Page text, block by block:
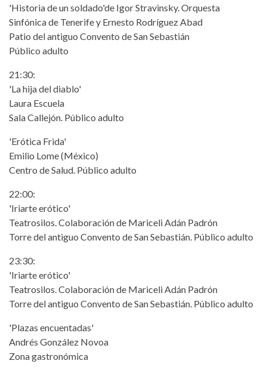
'Historia de un soldado'de Igor Stravinsky. Orquesta
Sinfónica de Tenerife y Ernesto Rodríguez Abad
Patio del antiguo Convento de San Sebastián
Público adulto
21:30:
'La hija del diablo'
Laura Escuela
Sala Callejón. Público adulto
'Erótica Frida'
Emilio Lome (México)
Centro de Salud. Público adulto
22:00:
'Iriarte erótico'
Teatrosilos. Colaboración de Mariceli Adán Padrón
Torre del antiguo Convento de San Sebastián. Público adulto
23:30:
'Iriarte erótico'
Teatrosilos. Colaboración de Mariceli Adán Padrón
Torre del antiguo Convento de San Sebastián. Público adulto
'Plazas encuentadas'
Andrés González Novoa
Zona gastronómica